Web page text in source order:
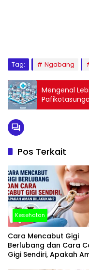
Tag: Ngabang
Mengenal
Pos Terkait
Kesehatan
Cara Mencabut Gigi
Berlubang dan Cara
Gigi Sendiri, Apakah